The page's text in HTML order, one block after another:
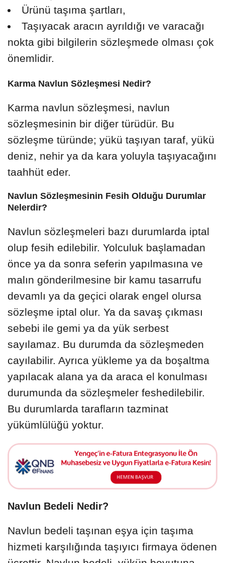
Ürünü taşıma şartları,
Taşıyacak aracın ayrıldığı ve varacağı
nokta gibi bilgilerin sözleşmede olması çok
önemlidir.
Karma Navlun Sözleşmesi Nedir?
Karma navlun sözleşmesi, navlun
sözleşmesinin bir diğer türüdür. Bu
sözleşme türünde; yükü taşıyan taraf, yükü
deniz, nehir ya da kara yoluyla taşıyacağını
taahhüt eder.
Navlun Sözleşmesinin Fesih Olduğu Durumlar
Nelerdir?
Navlun sözleşmeleri bazı durumlarda iptal
olup fesih edilebilir. Yolculuk başlamadan
önce ya da sonra seferin yapılmasına ve
malın gönderilmesine bir kamu tasarrufu
devamlı ya da geçici olarak engel olursa
sözleşme iptal olur. Ya da savaş çıkması
sebebi ile gemi ya da yük serbest
sayılamaz. Bu durumda da sözleşmeden
cayılabilir. Ayrıca yükleme ya da boşaltma
yapılacak alana ya da araca el konulması
durumunda da sözleşmeler feshedilebilir.
Bu durumlarda tarafların tazminat
yükümlülüğü yoktur.
Navlun Bedeli Nedir?
Navlun bedeli taşınan eşya için taşıma
hizmeti karşılığında taşıyıcı firmaya ödenen